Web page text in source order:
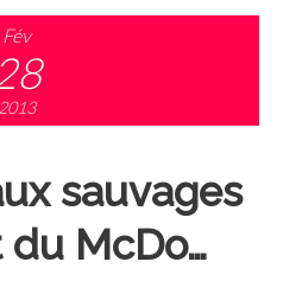
Fév
2013
sauvages
McDo…